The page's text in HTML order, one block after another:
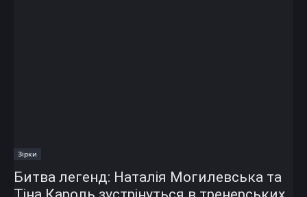
Зірки
Битва легенд: Наталія Могилевська та